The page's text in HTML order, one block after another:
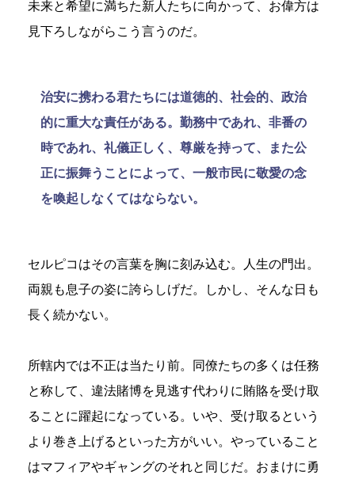
未来と希望に満ちた新人たちに向かって、お偉方は
見下ろしながらこう言うのだ。
治安に携わる君たちには道徳的、社会的、政治
的に重大な責任がある。勤務中であれ、非番の
時であれ、礼儀正しく、尊厳を持って、また公
正に振舞うことによって、一般市民に敬愛の念
を喚起しなくてはならない。
セルピコはその言葉を胸に刻み込む。人生の門出。
両親も息子の姿に誇らしげだ。しかし、そんな日も
長く続かない。
所轄内では不正は当たり前。同僚たちの多くは任務
と称して、違法賭博を見逃す代わりに賄賂を受け取
ることに躍起になっている。いや、受け取るという
より巻き上げるといった方がいい。やっていること
はマフィアやギャングのそれと同じだ。おまけに勇